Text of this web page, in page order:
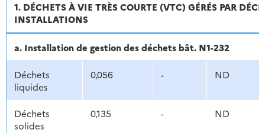
1. DÉCHETS À VIE TRÈS COURTE (VTC) GÉRÉS PAR
INSTALLATIONS
a. Installation de gestion des déchets bât. N1-232
Déchets
liquides
0,056 - ND
Déchets
solides
0,135 - ND